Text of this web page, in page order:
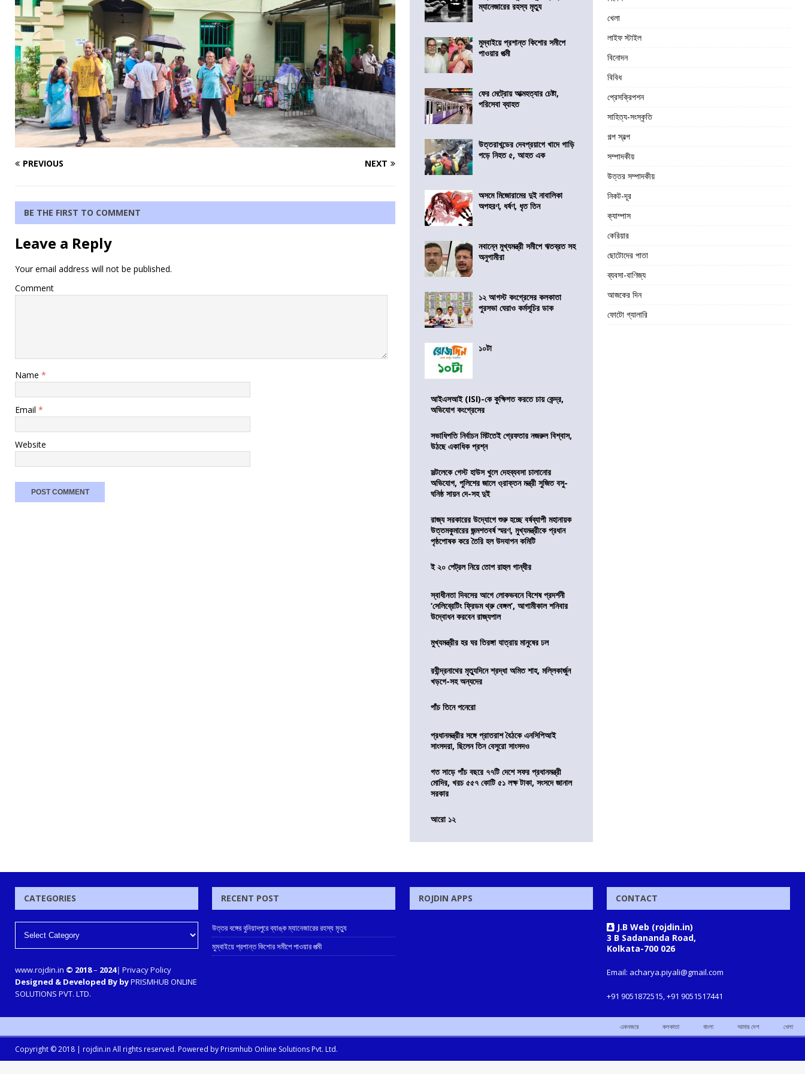
PREVIOUS NEXT
BE THE FIRST TO COMMENT
Leave a Reply
Your email address will not be published.
Comment
Name *
Email *
Website
ম্যানেজারের রহস্য মৃত্যু
মুম্বাইয়ে প্রশান্ত কিশোর সমীপে
পাওয়ার পত্মী
ফের মেট্রোয় আত্মহত্যার চেষ্টা,
পরিসেবা ব্যাহত
উত্তরাখন্ডের দেবপ্রয়াগে খাদে গাড়ি
পড়ে নিহত ৫, আহত এক
অসমে মিজোরামের দুই নাবালিকা
অপহরণ, ধর্ষণ, ধৃত তিন
নবান্নে মুখ্যমন্ত্রী সমীপে ঋতব্রত সহ
অনুগামীরা
১২ আগস্ট কংগ্রেসের কলকাতা
পুরসভা ঘেরাও কর্মসূচির ডাক
১০টা
আইএসআই (ISI)-কে কুক্ষিগত করতে চায় কেন্দ্র,
অভিযোগ কংগ্রেসের
সভাধিপতি নির্বাচন মিটতেই গ্রেফতার নজরুল বিশ্বাস,
উঠছে একাধিক প্রশ্ন
সল্টলেকে গেস্ট হাউস খুলে দেহব্যবসা চালানোর
অভিযোগ, পুলিশের জালে ও্রাক্তন মন্ত্রী সুজিত বসু-
ঘনিষ্ঠ সায়ন দে-সহ দুই
রাজ্য সরকারের উদ্যোগে শুরু হচ্ছে বর্ষব্যাপী মহানায়ক
উত্তমকুমারের জন্মশতবর্ষ স্মরণ, মুখ্যমন্ত্রীকে প্রধান
পৃষ্ঠপোষক করে তৈরি হল উদযাপন কমিটি
ই ২০ পেট্রল নিয়ে তোপ রাহুল গান্ধীর
স্বাধীনতা দিবসের আগে লোকভবনে বিশেষ প্রদর্শনী
‘সেলিব্রেটিং ফ্রিডম থ্রু বেঙ্গল’, আগামীকাল শনিবার
উদ্বোধন করবেন রাজ্যপাল
মুখ্যমন্ত্রীর হর ঘর তিরঙ্গা যাত্রায় মানুষের ঢল
রবীন্দ্রনাথের মৃত্যুদিনে শ্রদ্ধা অমিত শাহ, মল্লিকার্জুন
খড়গে-সহ অন্যদের
পাঁচ তিনে পনেরো
প্রধানমন্ত্রীর সঙ্গে প্রাতরাশ বৈঠকে এনসিপিআই
সাংসদরা, ছিলেন তিন বেসুরো সাংসদও
গত সাড়ে পাঁচ বছরে ৭৭টি দেশে সফর প্রধানমন্ত্রী
মোদির, খরচ ৫৫৭ কোটি ৫১ লক্ষ টাকা, সংসদে জানাল
সরকার
আরো ১২
খেলা
লাইফ স্টাইল
বিনোদন
বিবিধ
প্রেসক্রিপশন
সাহিত্য-সংস্কৃতি
গল্প স্বল্প
সম্পাদকীয়
উত্তর সম্পাদকীয়
নিকট-দূর
ক্যাম্পাস
কেরিয়ার
ছোটোদের পাতা
ব্যবসা-বাণিজ্য
আজকের দিন
ফোটো গ্যালারি
CATEGORIES
www.rojdin.in © 2018– 2024| Privacy Policy
Designed & Developed By byPRISMHUB ONLINE
SOLUTIONS PVT. LTD.
RECENT POST
উত্তর বঙ্গের বুনিয়াদপুরে ব্যাঙ্ক ম্যানেজারের রহস্য মৃত্যু
মুম্বাইয়ে প্রশান্ত কিশোর সমীপে পাওয়ার পত্মী
ROJDIN APPS CONTACT
J.B Web (rojdin.in)
3 B Sadananda Road,
Kolkata-700 026
Email: acharya.piyali@gmail.com
+91 9051872515, +91 9051517441
একনজরে কলকাতা বাংলা আমার দেশ খেলা
Copyright © 2018 | rojdin.in All rights reserved. Powered by Prismhub Online Solutions Pvt. Ltd.